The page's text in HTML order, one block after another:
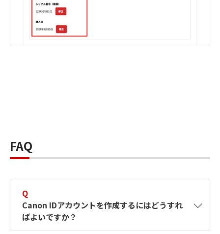
FAQ
Q
Canon IDアカウントを作成するにはどうすれ
ばよいですか？